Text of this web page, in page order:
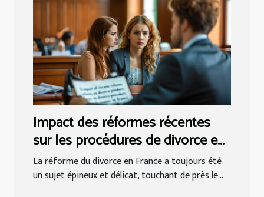
Impact des réformes récentes
sur les procédures de divorce en
France
La réforme du divorce en France a toujours été
un sujet épineux et délicat, touchant de près le...